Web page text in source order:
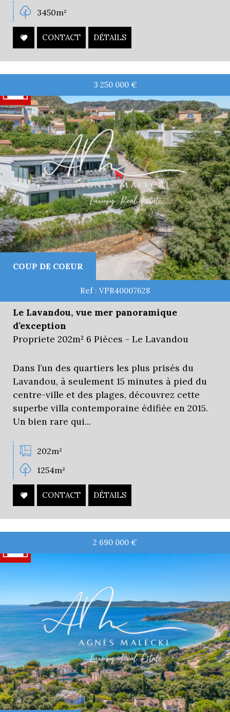
3450m²
CONTACT DÉTAILS
COUP DE COEUR
3 250 000 €
Ref : VPR40007628
Le Lavandou, vue mer panoramique
d’exception
Propriete 202m² 6 Pièces - Le Lavandou
Dans l’un des quartiers les plus prisés du
Lavandou, à seulement 15 minutes à pied du
centre-ville et des plages, découvrez cette
superbe villa contemporaine édifiée en 2015.
Un bien rare qui...
202m²
1254m²
CONTACT DÉTAILS
2 690 000 €